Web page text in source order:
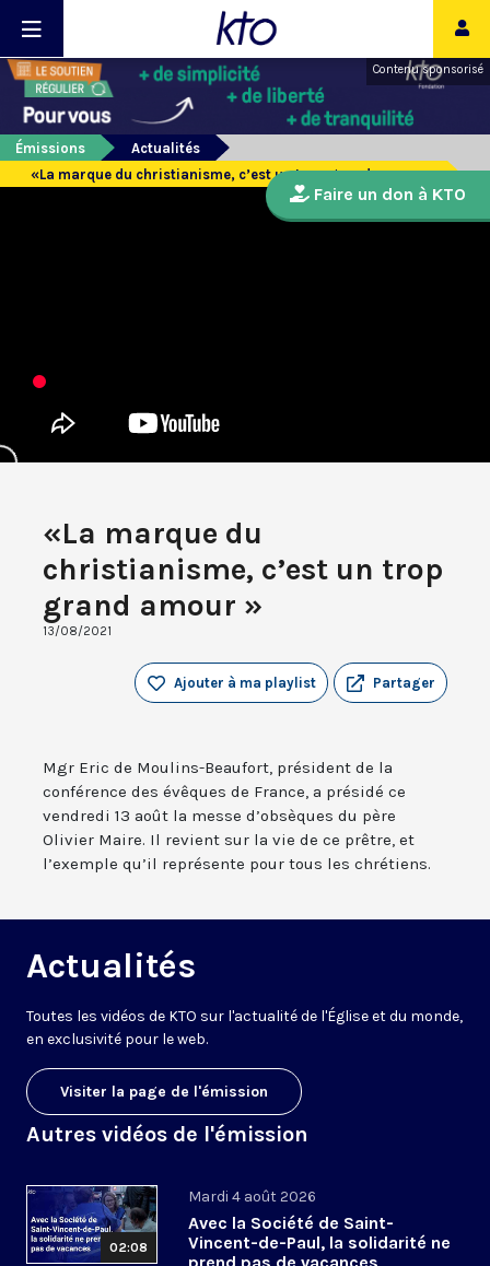
Contenu sponsorisé
Émissions
Actualités
«La marque du christianisme, c’est un trop grand amour »
«La marque du
christianisme, c’est un trop
grand amour »
13/08/2021
Partager
Ajouter à ma playlist
Mgr Eric de Moulins-Beaufort, président de la
conférence des évêques de France, a présidé ce
vendredi 13 août la messe d’obsèques du père
Olivier Maire. Il revient sur la vie de ce prêtre, et
l’exemple qu’il représente pour tous les chrétiens.
Actualités
Toutes les vidéos de KTO sur l'actualité de l'Église et du monde,
en exclusivité pour le web.
Visiter la page de l'émission
Autres vidéos de l'émission
02:08
Mardi 4 août 2026
Avec la Société de Saint-
Vincent-de-Paul, la solidarité ne
Faire un don à KTO